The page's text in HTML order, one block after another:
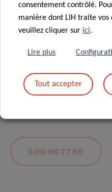
En envoyant votre
politique de
consentement contrôlé.
manière dont LIH traite vos
veuillez cliquer sur ici.
Lire plus
Tout accepter